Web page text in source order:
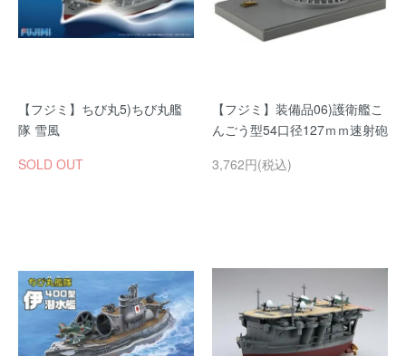
【フジミ】ちび丸5)ちび丸艦
隊 雪風
SOLD OUT
【フジミ】装備品06)護衛艦こ
んごう型54口径127ｍｍ速射砲
3,762円(税込)